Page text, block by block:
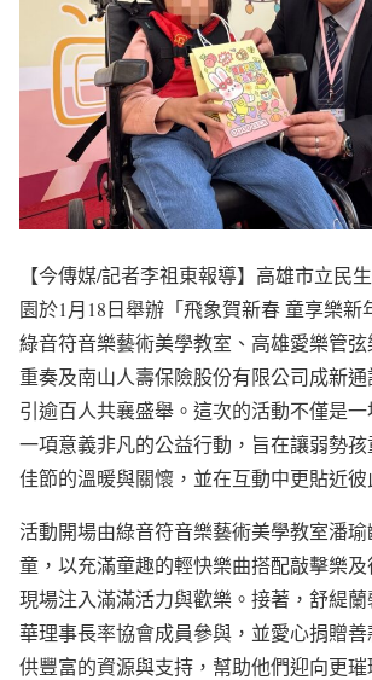
【今傳媒/記者李祖東報導】高雄市立民
園於1月18日舉辦「飛象賀新春 童享樂新
綠音符音樂藝術美學教室、高雄愛樂管
重奏及南山人壽保險股份有限公司成新
引逾百人共襄盛舉。這次的活動不僅是
一項意義非凡的公益行動，旨在讓弱勢
佳節的溫暖與關懷，並在互動中更貼近彼
活動開場由綠音符音樂藝術美學教室潘
童，以充滿童趣的輕快樂曲搭配敲擊樂
現場注入滿滿活力與歡樂。接著，舒緹
華理事長率協會成員參與，並愛心捐贈
供豐富的資源與支持，幫助他們迎向更璀